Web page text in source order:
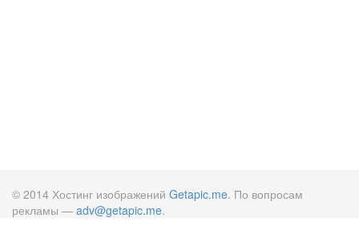
© 2014 Хостинг изображений Getapic.me. По вопросам
рекламы — adv@getapic.me.